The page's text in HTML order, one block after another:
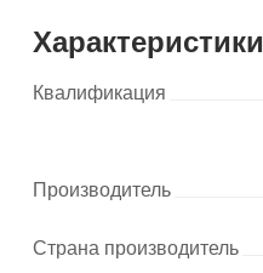
Характеристики
Квалификация
Производитель
Страна производитель